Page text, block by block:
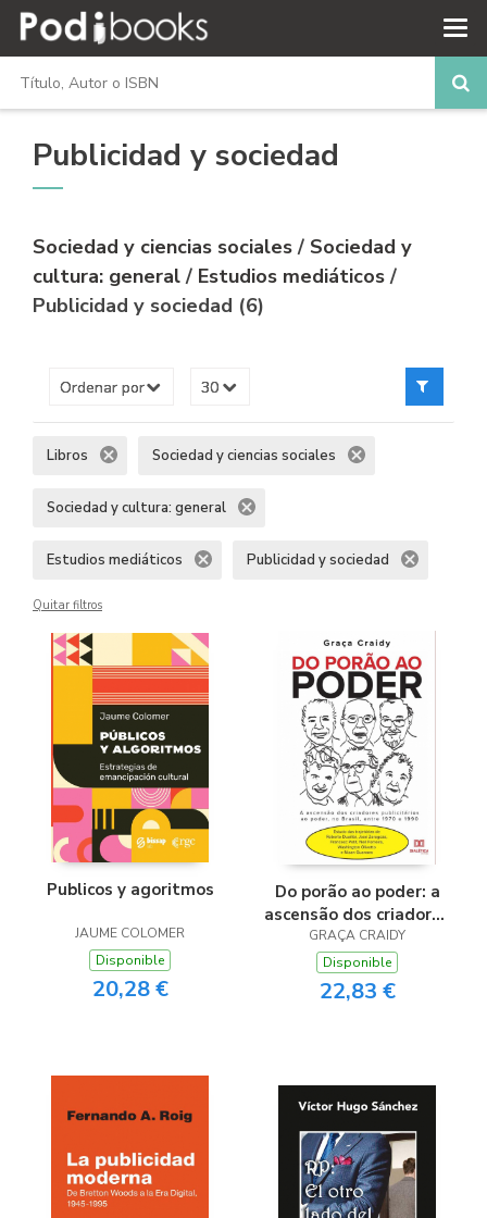
Publicidad y sociedad
Sociedad y ciencias sociales/ Sociedad y
cultura: general/ Estudios mediáticos/
Publicidad y sociedad (6)
Libros Sociedad y ciencias sociales
Sociedad y cultura: general
Estudios mediáticos Publicidad y sociedad
Quitar filtros
Publicos y agoritmos
JAUME COLOMER
Disponible
20,28 €
Do porão ao poder: a
ascensão dos criadores
publicitários ao poder,
no Brasil, entre 1970 e
1990
GRAÇA CRAIDY
Disponible
22,83 €